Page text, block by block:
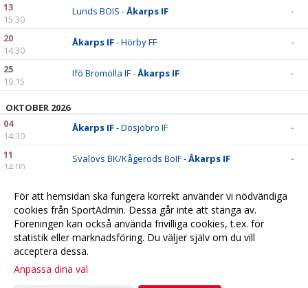
13
15:30
Lunds BOIS -Åkarps IF -
20
14:30
Åkarps IF- Hörby FF -
25
19:15
Ifö Bromölla IF -Åkarps IF -
OKTOBER 2026
04
14:30
Åkarps IF- Dösjöbro IF -
11
14:00
Svalövs BK/Kågeröds BoIF -Åkarps IF -
19:00
Ariana FC röd - Åkarps IF
13:00
Åkarps IF- Åstorps FF vit
För att hemsidan ska fungera korrekt använder vi nödvändiga
cookies från SportAdmin. Dessa går inte att stänga av.
Föreningen kan också använda frivilliga cookies, t.ex. för
statistik eller marknadsföring. Du väljer själv om du vill
acceptera dessa.
Anpassa dina val